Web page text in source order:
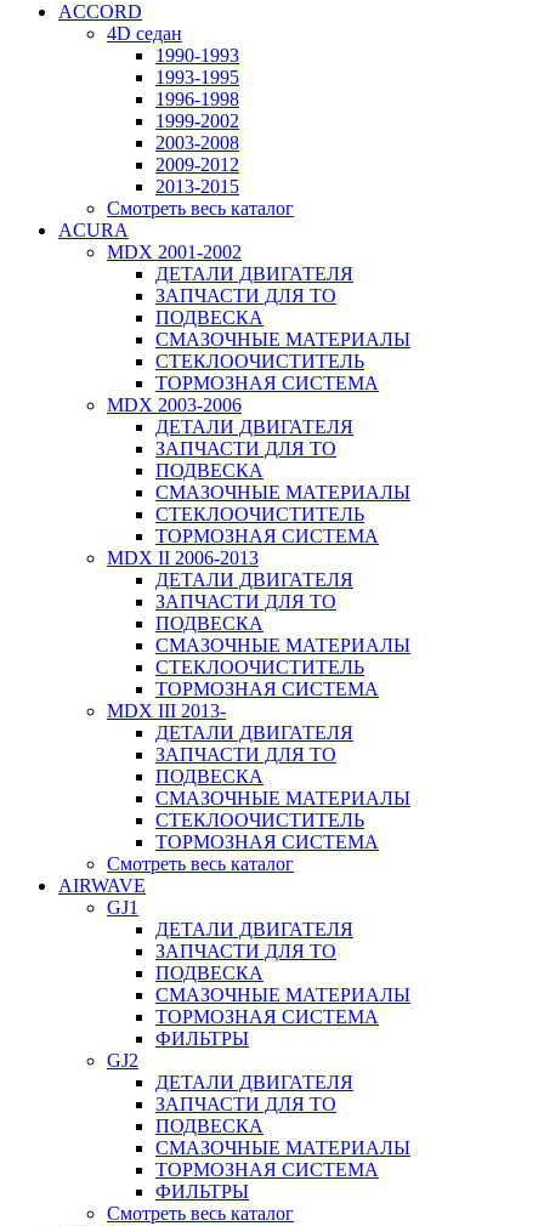
ACCORD
4D седан
1990-1993
1993-1995
1996-1998
1999-2002
2003-2008
2009-2012
2013-2015
Смотреть весь каталог
ACURA
MDX 2001-2002
ДЕТАЛИ ДВИГАТЕЛЯ
ЗАПЧАСТИ ДЛЯ ТО
ПОДВЕСКА
СМАЗОЧНЫЕ МАТЕРИАЛЫ
СТЕКЛООЧИСТИТЕЛЬ
ТОРМОЗНАЯ СИСТЕМА
MDX 2003-2006
ДЕТАЛИ ДВИГАТЕЛЯ
ЗАПЧАСТИ ДЛЯ ТО
ПОДВЕСКА
СМАЗОЧНЫЕ МАТЕРИАЛЫ
СТЕКЛООЧИСТИТЕЛЬ
ТОРМОЗНАЯ СИСТЕМА
MDX II 2006-2013
ДЕТАЛИ ДВИГАТЕЛЯ
ЗАПЧАСТИ ДЛЯ ТО
ПОДВЕСКА
СМАЗОЧНЫЕ МАТЕРИАЛЫ
СТЕКЛООЧИСТИТЕЛЬ
ТОРМОЗНАЯ СИСТЕМА
MDX III 2013-
ДЕТАЛИ ДВИГАТЕЛЯ
ЗАПЧАСТИ ДЛЯ ТО
ПОДВЕСКА
СМАЗОЧНЫЕ МАТЕРИАЛЫ
СТЕКЛООЧИСТИТЕЛЬ
ТОРМОЗНАЯ СИСТЕМА
Смотреть весь каталог
AIRWAVE
GJ1
ДЕТАЛИ ДВИГАТЕЛЯ
ЗАПЧАСТИ ДЛЯ ТО
ПОДВЕСКА
СМАЗОЧНЫЕ МАТЕРИАЛЫ
ТОРМОЗНАЯ СИСТЕМА
ФИЛЬТРЫ
GJ2
ДЕТАЛИ ДВИГАТЕЛЯ
ЗАПЧАСТИ ДЛЯ ТО
ПОДВЕСКА
СМАЗОЧНЫЕ МАТЕРИАЛЫ
ТОРМОЗНАЯ СИСТЕМА
ФИЛЬТРЫ
Смотреть весь каталог